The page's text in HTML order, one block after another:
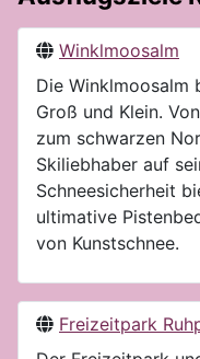
Winklmoosalm
Die Winklmoosalm
Groß und Klein.
zum schwarzen
Skiliebhaber auf
Schneesicherheit
ultimative
von Kunstschnee.
Freizeitpark